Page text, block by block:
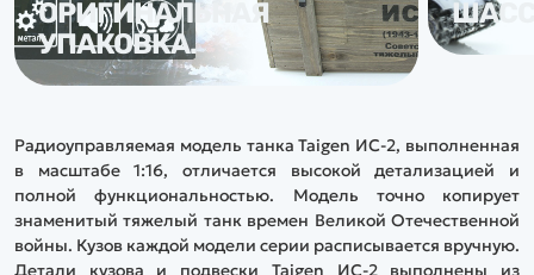
ОРИГИНАЛЬНАЯ
УПАКОВКА.
Радиоуправляемая модель танка Taigen ИС-2, выполненная
в масштабе 1:16, отличается высокой детализацией и
полной функциональностью. Модель точно копирует
знаменитый тяжелый танк времен Великой Отечественной
войны. Кузов каждой модели серии расписывается вручную.
Детали кузова и подвески Taigen ИС-2 выполнены из